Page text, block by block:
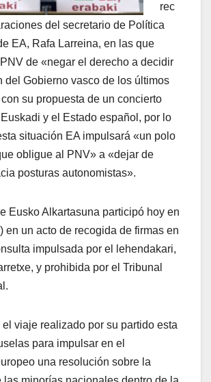
rec
del secretario de Polí­tica
EA, Rafa Larreina, en las que
de «negar el derecho a decidir
del Gobierno vasco de los últimos
su propuesta de un concierto
y el Estado español, por lo
situación EA impulsará «un polo
obligue al PNV» a «dejar de
posturas autonomistas».
Eusko Alkartasuna participó hoy en
en un acto de recogida de firmas en
impulsada por el lehendakari,
y prohibida por el Tribunal
el viaje realizado por su partido esta
para impulsar en el
una resolución sobre la